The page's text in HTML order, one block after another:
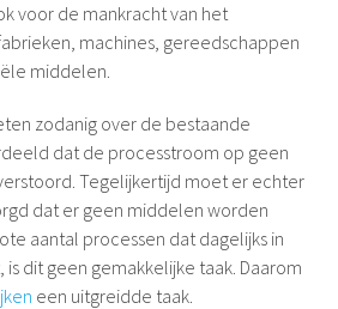
voor de mankracht van het
machines, gereedschappen
middelen.
zodanig over de bestaande
dat de processtroom op geen
Tegelijkertijd moet er echter
dat er geen middelen worden
aantal processen dat dagelijks in
dit geen gemakkelijke taak. Daarom
een uitgreidde taak.